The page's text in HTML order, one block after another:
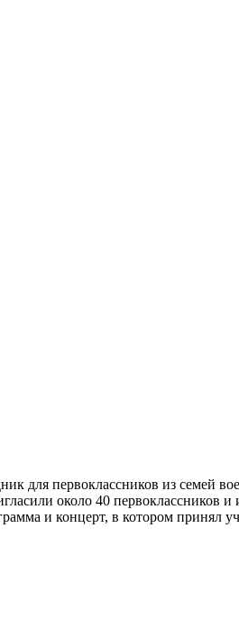
для первоклассников из семей
около 40 первоклассников и
и концерт, в котором принял